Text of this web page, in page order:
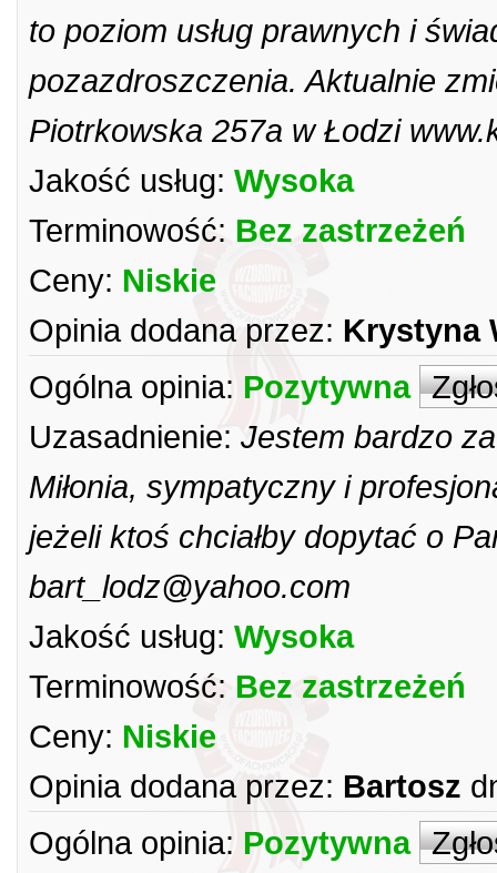
to poziom usług prawnych i
pozazdroszczenia. Aktualnie
Piotrkowska 257a w Łodzi
Jakość usług: Wysoka
Terminowość: Bez zastrzeżeń
Ceny: Niskie
Opinia dodana przez: Krystyna
Ogólna opinia: Pozytywna
Uzasadnienie: Jestem bardzo
Miłonia, sympatyczny i
jeżeli ktoś chciałby dopytać o
bart_lodz@yahoo.com
Jakość usług: Wysoka
Terminowość: Bez zastrzeżeń
Ceny: Niskie
Opinia dodana przez: Bartosz
Ogólna opinia: Pozytywna